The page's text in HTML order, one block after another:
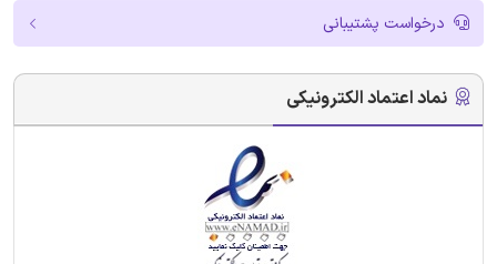
درخواست پشتیبانی
نماد اعتماد الکترونیکی